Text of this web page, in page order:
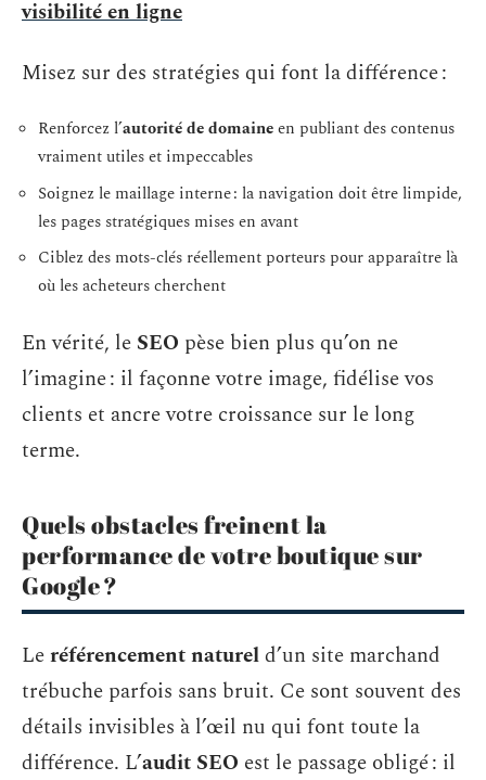
visibilité en ligne
Misez sur des stratégies qui font la différence :
Renforcez l’autorité de domaineen publiant des contenus
vraiment utiles et impeccables
Soignez le maillage interne : la navigation doit être limpide,
les pages stratégiques mises en avant
Ciblez des mots-clés réellement porteurs pour apparaître là
où les acheteurs cherchent
En vérité, le SEO pèse bien plus qu’on ne
l’imagine : il façonne votre image, fidélise vos
clients et ancre votre croissance sur le long
terme.
Quels obstacles freinent la
performance de votre boutique sur
Google ?
Leréférencement natureld’un site marchand
trébuche parfois sans bruit. Ce sont souvent des
détails invisibles à l’œil nu qui font toute la
différence. L’audit SEO est le passage obligé : il